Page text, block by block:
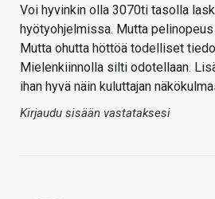
Voi hyvinkin olla 3070ti tasolla
hyötyohjelmissa. Mutta
Mutta ohutta höttöä todelliset
Mielenkiinnolla silti odotellaan.
ihan hyvä näin kuluttajan
Kirjaudu sisään vastataksesi